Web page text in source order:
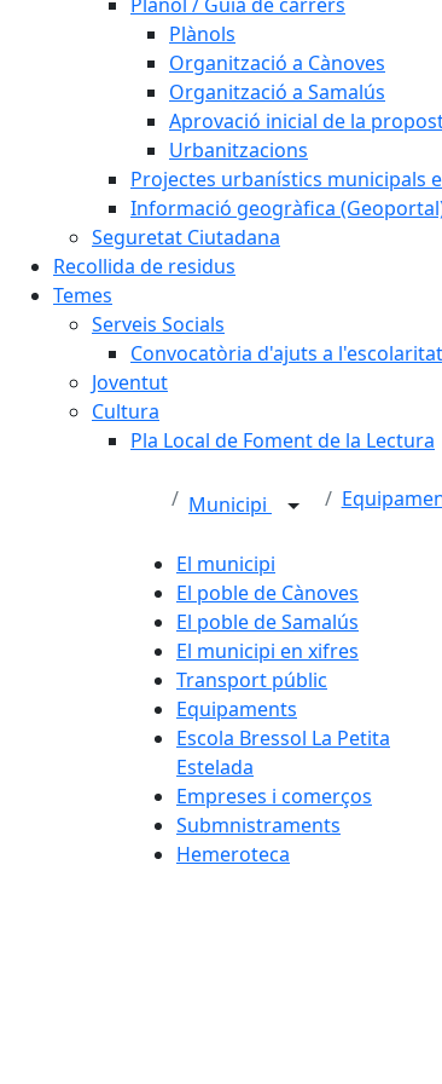
Plànols
Organització a Cànoves
Organització a Samalús
Aprovació inicial de la
Urbanitzacions
Projectes urbanístics municipals
Informació geogràfica
Seguretat Ciutadana
Recollida de residus
Temes
Serveis Socials
Convocatòria d'ajuts a
Joventut
Cultura
Pla Local de Foment de la Lectura
Municipi
El municipi
El poble de Cànoves
El poble de Samalús
El municipi en xifres
Transport públic
Equipaments
Escola Bressol La Petita
Estelada
Empreses i comerços
Submnistraments
Hemeroteca